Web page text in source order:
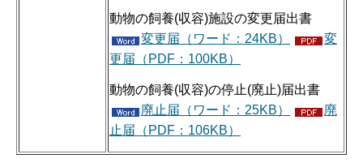
動物の飼養(収容)施設の変更届出書
変更届（ワード：24KB）
変
更届（PDF：100KB）
動物の飼養(収容)の停止(廃止)届出書
廃止届（ワード：25KB）
廃
止届（PDF：106KB）